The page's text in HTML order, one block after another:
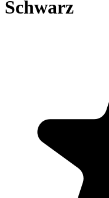
Schwarz